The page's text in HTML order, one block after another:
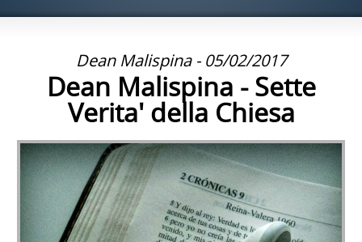
Dean Malispina - 05/02/2017
Dean Malispina - Sette
Verita' della Chiesa